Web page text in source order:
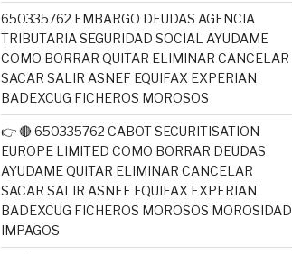
650335762 EMBARGO DEUDAS AGENCIA
TRIBUTARIA SEGURIDAD SOCIAL AYUDAME
COMO BORRAR QUITAR ELIMINAR CANCELAR
SACAR SALIR ASNEF EQUIFAX EXPERIAN
BADEXCUG FICHEROS MOROSOS
👉 🔴 650335762 CABOT SECURITISATION
EUROPE LIMITED COMO BORRAR DEUDAS
AYUDAME QUITAR ELIMINAR CANCELAR
SACAR SALIR ASNEF EQUIFAX EXPERIAN
BADEXCUG FICHEROS MOROSOS MOROSIDAD
IMPAGOS